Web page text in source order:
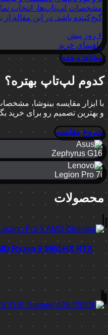
مشخصات لپ‌تاپ‌ها، انتخاب
گیج‌کننده باشد. در این مقاله
۶ روز پیش
راهنمای خرید
مشاهده همه
کدوم لپ‌تاپ بهتره؟
با ابزار مقایسه بینوشا،
و بهترین تصمیم رو برای
شروع مقایسه
Zephyrus G16
Legion Pro 7i
محصولات
Ryzen 9 9955HX RTX